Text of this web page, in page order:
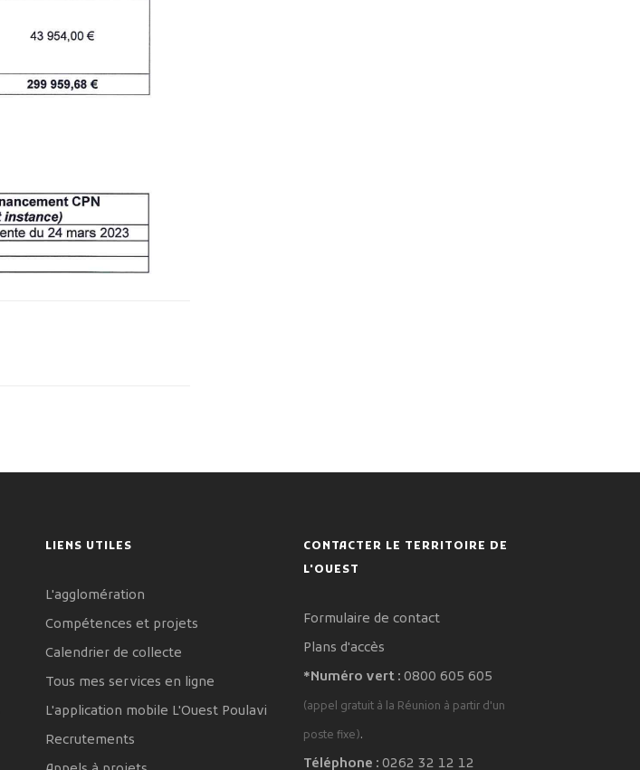
LIENS UTILES
L'agglomération
Compétences et projets
Calendrier de collecte
Tous mes services en ligne
L'application mobile L'Ouest Poulavi
Recrutements
CONTACTER LE TERRITOIRE DE
L'OUEST
Formulaire de contact
Plans d'accès
*Numéro vert : 0800 605 605
(appel gratuit à la Réunion à partir d'un
poste fixe).
Téléphone : 0262 32 12 12